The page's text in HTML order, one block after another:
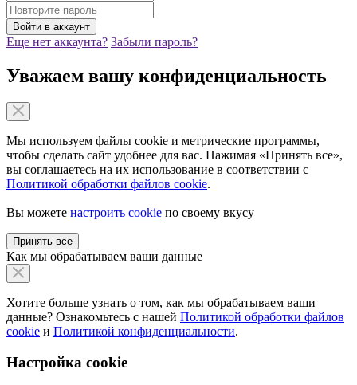
Еще нет аккаунта? Забыли пароль?
Уважаем вашу конфиденциальность
Мы используем файлы cookie и метрические программы,
чтобы сделать сайт удобнее для вас. Нажимая «Принять все»,
вы соглашаетесь на их использование в соответствии с
Политикой обработки файлов cookie.
Вы можете настроить cookie по своему вкусу
Принять все
Как мы обрабатываем ваши данные
Хотите больше узнать о том, как мы обрабатываем ваши
данные? Ознакомьтесь с нашей Политикой обработки файлов
cookie и Политикой конфиденциальности.
Настройка cookie